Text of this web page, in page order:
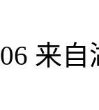
来自